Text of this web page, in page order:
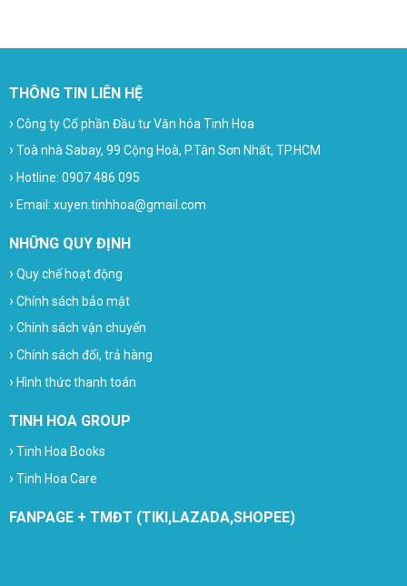
THÔNG TIN LIÊN HỆ
› Công ty Cổ phần Đầu tư Văn hóa Tinh Hoa
› Toà nhà Sabay, 99 Cộng Hoà, P.Tân Sơn Nhất, TP.HCM
› Hotline: 0907 486 095
› Email: xuyen.tinhhoa@gmail.com
NHỮNG QUY ĐỊNH
› Quy chế hoạt động
› Chính sách bảo mật
› Chính sách vận chuyển
› Chính sách đổi, trả hàng
› Hình thức thanh toán
TINH HOA GROUP
› Tinh Hoa Books
› Tinh Hoa Care
FANPAGE + TMĐT (TIKI,LAZADA,SHOPEE)